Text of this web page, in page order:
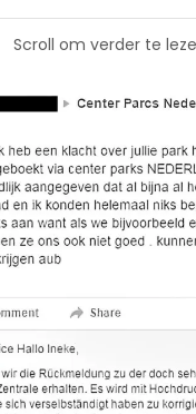
Scroll om verder te